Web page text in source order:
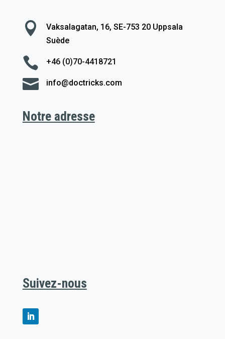

Vaksalagatan, 16, SE-753 20 Uppsala
Suède
 +46 (0)70-4418721
 info@doctricks.com
Notre adresse
Suivez-nous